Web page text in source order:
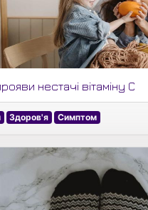
нестачі вітаміну С
Здоров'я Симптом